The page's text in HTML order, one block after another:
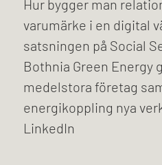
Hur bygger man
varumärke i en digital
satsningen på Social
Bothnia Green Energy
medelstora företag
energikoppling nya
LinkedIn